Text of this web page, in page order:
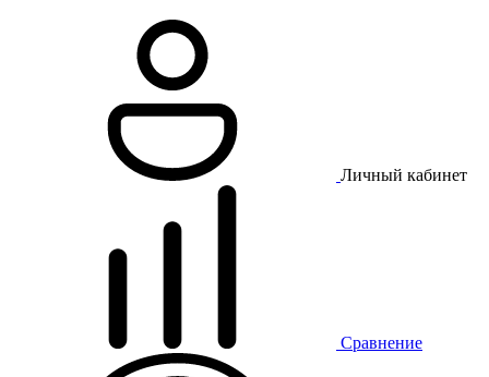
Личный кабинет
Сравнение